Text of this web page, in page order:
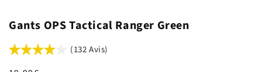
Gants OPS Tactical Ranger Green
(132 Avis)